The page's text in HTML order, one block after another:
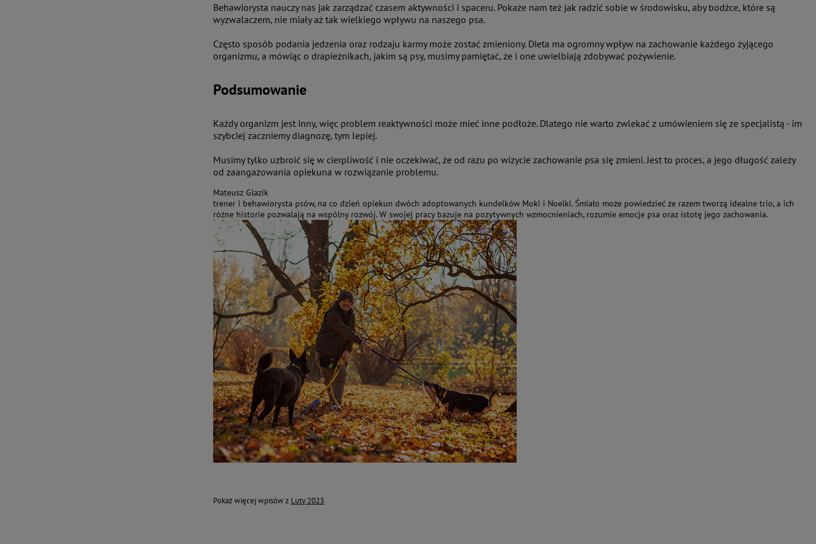
Behawiorysta nauczy nas jak zarządzać czasem aktywności i spaceru. Pokaże nam też jak radzić sobie w środowisku, aby bodźce, które są
wyzwalaczem, nie miały aż tak wielkiego wpływu na naszego psa.
Często sposób podania jedzenia oraz rodzaju karmy może zostać zmieniony. Dieta ma ogromny wpływ na zachowanie każdego żyjącego
organizmu, a mówiąc o drapieżnikach, jakim są psy, musimy pamiętać, że i one uwielbiają zdobywać pożywienie.
Podsumowanie
Każdy organizm jest inny, więc problem reaktywności może mieć inne podłoże. Dlatego nie warto zwlekać z umówieniem się ze specjalistą - im
szybciej zaczniemy diagnozę, tym lepiej.
Musimy tylko uzbroić się w cierpliwość i nie oczekiwać, że od razu po wizycie zachowanie psa się zmieni. Jest to proces, a jego długość zależy
od zaangażowania opiekuna w rozwiązanie problemu.
Mateusz Glazik
trener i behawiorysta psów, na co dzień opiekun dwóch adoptowanych kundelków Moki i Noelki. Śmiało może powiedzieć że razem tworzą idealne trio, a ich
różne historie pozwalają na wspólny rozwój. W swojej pracy bazuje na pozytywnych wzmocnieniach, rozumie emocje psa oraz istotę jego zachowania.
Pokaż więcej wpisów z Luty 2023